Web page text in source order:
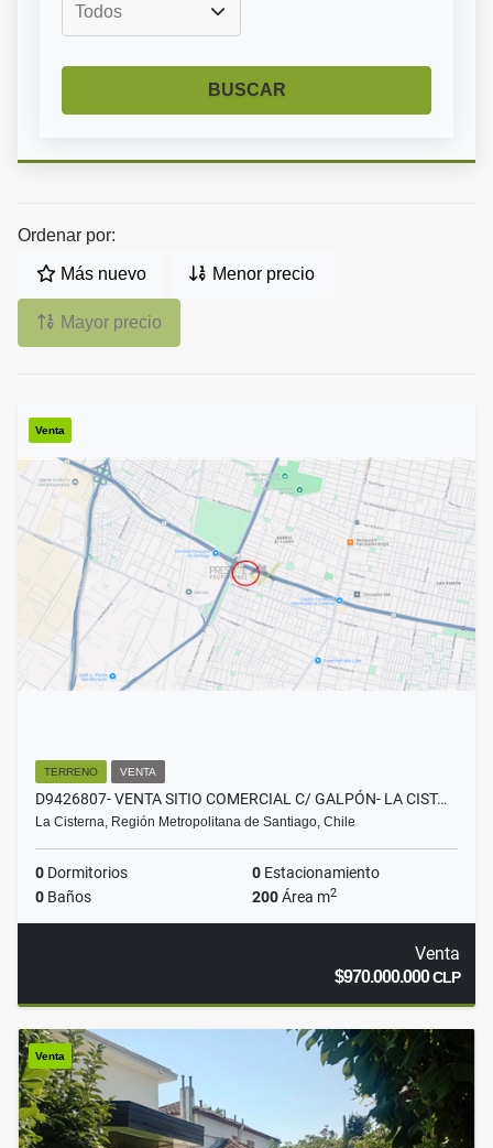
BUSCAR
Ordenar por:
Más nuevo Menor precio
Mayor precio
Venta
TERRENO VENTA
D9426807- VENTA SITIO COMERCIAL C/ GALPÓN- LA CIST…
La Cisterna, Región Metropolitana de Santiago, Chile
0 Dormitorios 0 Estacionamiento
0 Baños 200Área m2
Venta
$970.000.000CLP
Venta